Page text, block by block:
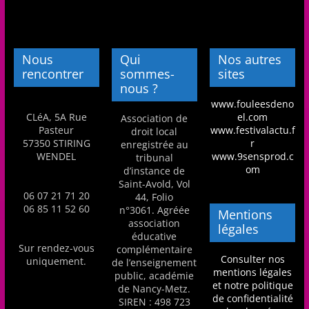
Nous
rencontrer
CLéA, 5A Rue
Pasteur
57350 STIRING
WENDEL
06 07 21 71 20
06 85 11 52 60
Sur rendez-vous
uniquement.
Qui
sommes-
nous ?
Association de
droit local
enregistrée au
tribunal
d’instance de
Saint-Avold, Vol
44, Folio
n°3061. Agréée
association
éducative
complémentaire
de l’enseignement
public, académie
de Nancy-Metz.
SIREN : 498 723
Nos autres
sites
www.fouleesdeno
el.com
www.festivalactu.f
r
www.9sensprod.c
om
Mentions
légales
Consulter nos
mentions légales
et notre politique
de confidentialité